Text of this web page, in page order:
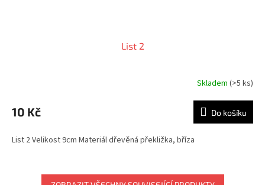
List 2
Skladem (>5 ks)
10 Kč Do košíku
List 2 Velikost 9cm Materiál dřevěná překližka, bříza